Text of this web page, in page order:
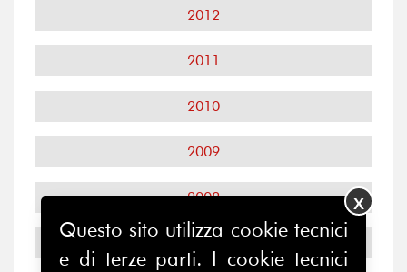
2012
2011
2010
2009
2008
2007
Questo sito utilizza cookie tecnici
e di terze parti. I cookie tecnici
X